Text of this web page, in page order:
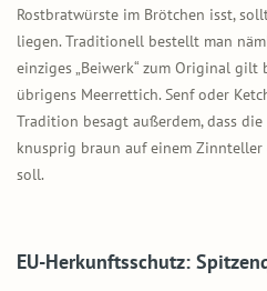
Rostbratwürste im Brötchen isst,
liegen. Traditionell bestellt man
einziges „Beiwerk“ zum Original gilt
übrigens Meerrettich. Senf oder
Tradition besagt außerdem, dass
knusprig braun auf einem
soll.
EU-Herkunftsschutz: